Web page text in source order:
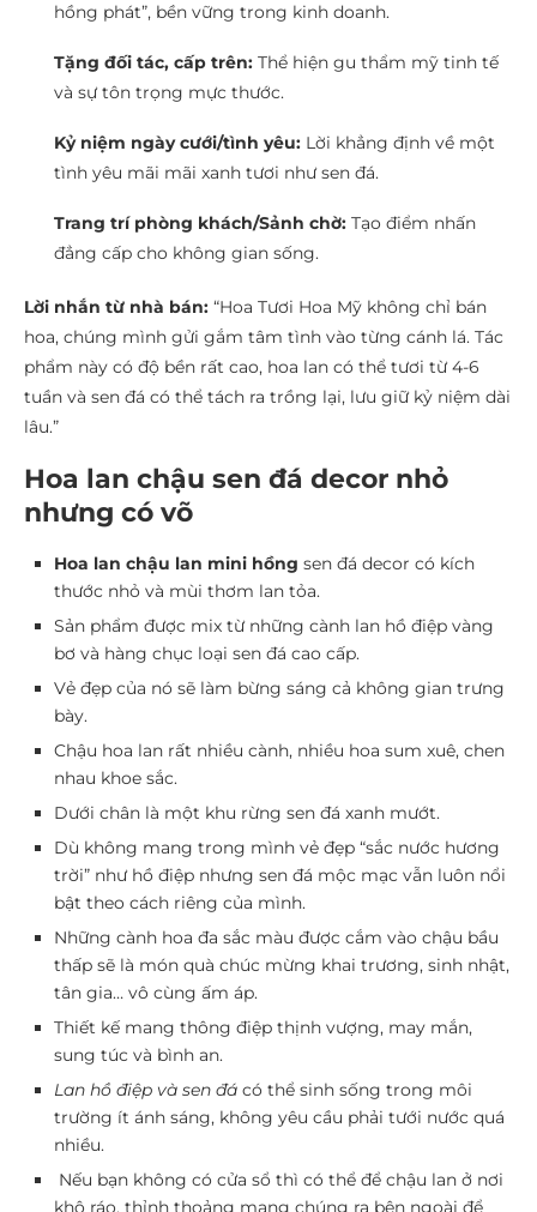
hồng phát”, bền vững trong kinh doanh.
Tặng đối tác, cấp trên: Thể hiện gu thẩm mỹ tinh tế
và sự tôn trọng mực thước.
Kỷ niệm ngày cưới/tình yêu: Lời khẳng định về một
tình yêu mãi mãi xanh tươi như sen đá.
Trang trí phòng khách/Sảnh chờ: Tạo điểm nhấn
đẳng cấp cho không gian sống.
Lời nhắn từ nhà bán: “Hoa Tươi Hoa Mỹ không chỉ bán
hoa, chúng mình gửi gắm tâm tình vào từng cánh lá. Tác
phẩm này có độ bền rất cao, hoa lan có thể tươi từ 4-6
tuần và sen đá có thể tách ra trồng lại, lưu giữ kỷ niệm dài
lâu.”
Hoa lan chậu sen đá decor nhỏ
nhưng có võ
Hoa lan chậu lan mini hồng sen đá decor có kích
thước nhỏ và mùi thơm lan tỏa.
Sản phẩm được mix từ những cành lan hồ điệp vàng
bơ và hàng chục loại sen đá cao cấp.
Vẻ đẹp của nó sẽ làm bừng sáng cả không gian trưng
bày.
Chậu hoa lan rất nhiều cành, nhiều hoa sum xuê, chen
nhau khoe sắc.
Dưới chân là một khu rừng sen đá xanh mướt.
Dù không mang trong mình vẻ đẹp “sắc nước hương
trời” như hồ điệp nhưng sen đá mộc mạc vẫn luôn nổi
bật theo cách riêng của mình.
Những cành hoa đa sắc màu được cắm vào chậu bầu
thấp sẽ là món quà chúc mừng khai trương, sinh nhật,
tân gia… vô cùng ấm áp.
Thiết kế mang thông điệp thịnh vượng, may mắn,
sung túc và bình an.
Lan hồ điệp và sen đá có thể sinh sống trong môi
trường ít ánh sáng, không yêu cầu phải tưới nước quá
nhiều.
Nếu bạn không có cửa sổ thì có thể để chậu lan ở nơi
khô ráo, thỉnh thoảng mang chúng ra bên ngoài để